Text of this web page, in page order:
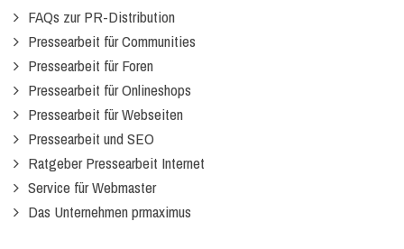
FAQs zur PR-Distribution
Pressearbeit für Communities
Pressearbeit für Foren
Pressearbeit für Onlineshops
Pressearbeit für Webseiten
Pressearbeit und SEO
Ratgeber Pressearbeit Internet
Service für Webmaster
Das Unternehmen prmaximus